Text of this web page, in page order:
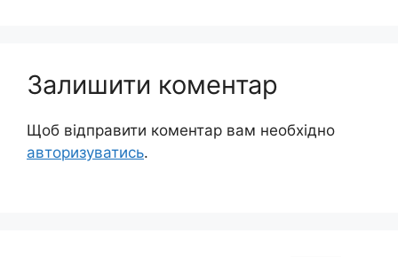
Залишити коментар
Щоб відправити коментар вам необхідно
авторизуватись.